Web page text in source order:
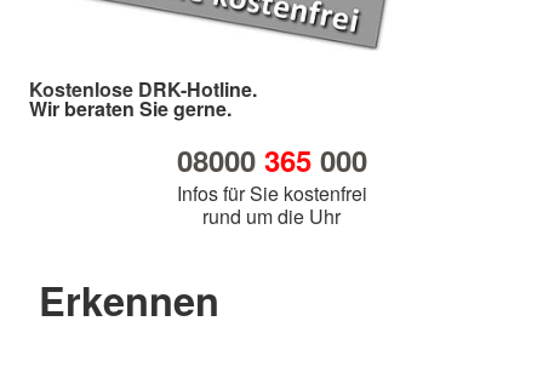
Kostenlose DRK-Hotline.
Wir beraten Sie gerne.
08000 365000
Infos für Sie kostenfrei
rund um die Uhr
Erkennen